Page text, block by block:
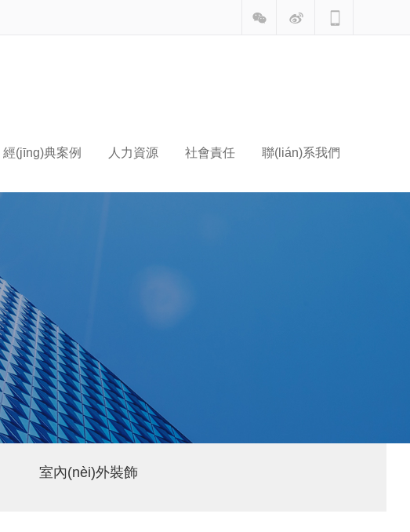
經(jīng)典案例 人力資源 社會責任 聯(lián)系我們
室內(nèi)外裝飾